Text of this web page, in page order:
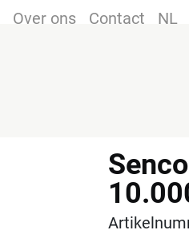
Over ons Contact
NL